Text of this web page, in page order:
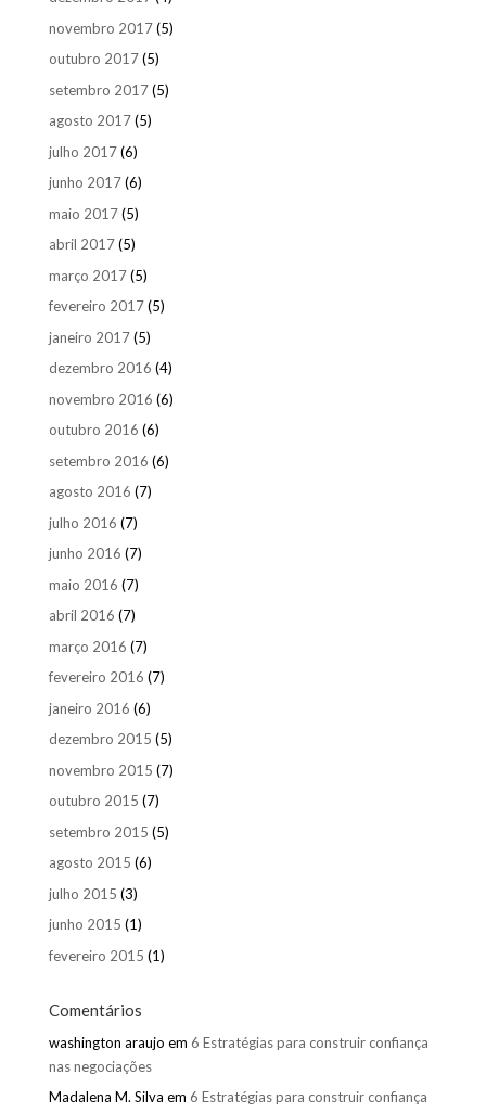
novembro 2017(5)
outubro 2017(5)
setembro 2017(5)
agosto 2017(5)
julho 2017(6)
junho 2017(6)
maio 2017(5)
abril 2017(5)
março 2017(5)
fevereiro 2017(5)
janeiro 2017(5)
dezembro 2016 (4)
novembro 2016 (6)
outubro 2016 (6)
setembro 2016 (6)
agosto 2016 (7)
julho 2016 (7)
junho 2016 (7)
maio 2016 (7)
abril 2016 (7)
março 2016 (7)
fevereiro 2016 (7)
janeiro 2016 (6)
dezembro 2015 (5)
novembro 2015 (7)
outubro 2015 (7)
setembro 2015 (5)
agosto 2015 (6)
julho 2015 (3)
junho 2015 (1)
fevereiro 2015 (1)
Comentários
washington araujo em 6 Estratégias para construir confiança
nas negociações
Madalena M. Silva em 6 Estratégias para construir confiança